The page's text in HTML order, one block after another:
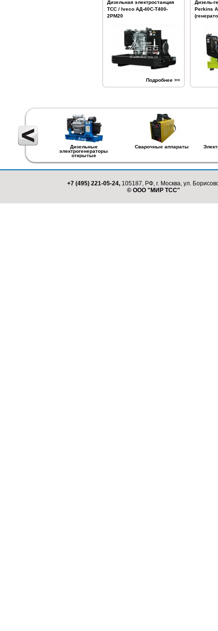
Дизельная электростанция
ТСС / Iveco АД-40С-Т400-
2РМ20
Подробнее >>
Дизель-
Perkins
Дизельные
электрогенераторы
открытые
Сварочные аппараты
+7 (495) 221-05-24, 105187, РФ, г. Москва, ул.
© ООО "МИР ТСС"